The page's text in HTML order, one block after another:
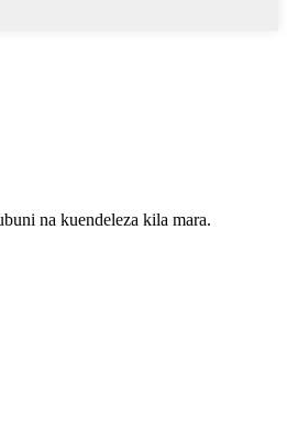
na kuendeleza kila mara.